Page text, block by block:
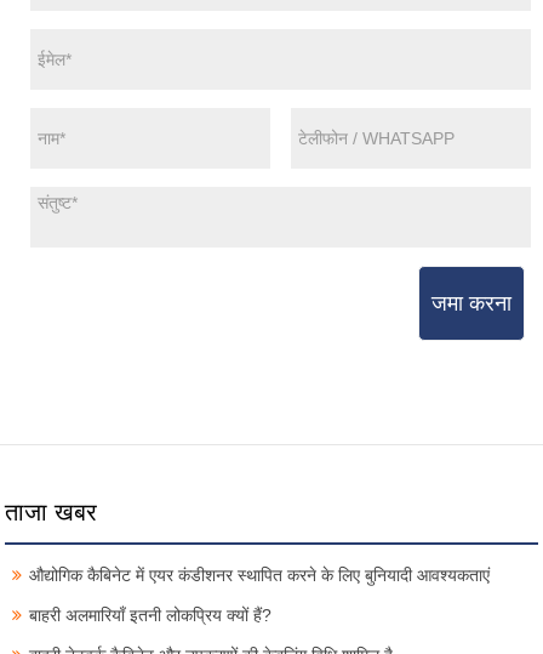
जमा करना
ताजा खबर
औद्योगिक कैबिनेट में एयर कंडीशनर स्थापित करने के लिए बुनियादी आवश्यकताएं
बाहरी अलमारियाँ इतनी लोकप्रिय क्यों हैं?